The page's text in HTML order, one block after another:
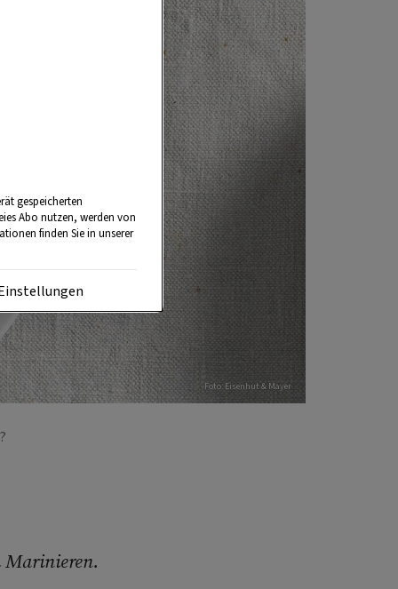
Foto: Eisenhut & Mayer
Marinieren.
gespeicherten
Abo nutzen, werden von
finden Sie in unserer